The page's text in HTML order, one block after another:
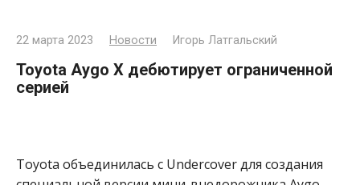
22 марта 2023 Новости Игорь Латгальский
Toyota Aygo X дебютирует ограниченной
серией
Toyota объединилась с Undercover для создания